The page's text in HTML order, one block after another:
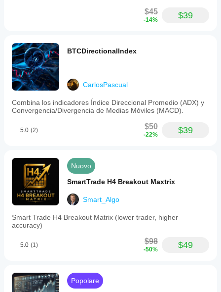
$45
-14% $39
BTCDirectionalIndex
CarlosPascual
Combina los indicadores Índice Direccional Promedio (ADX) y
Convergencia/Divergencia de Medias Móviles (MACD).
5.0 (2) $50
-22% $39
Nuovo
SmartTrade H4 Breakout Maxtrix
Smart_Algo
Smart Trade H4 Breakout Matrix (lower trader, higher
accuracy)
5.0 (1) $98
-50% $49
Popolare